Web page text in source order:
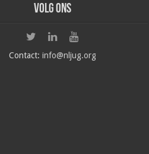
Volg ons
Contact:info@nljug.org